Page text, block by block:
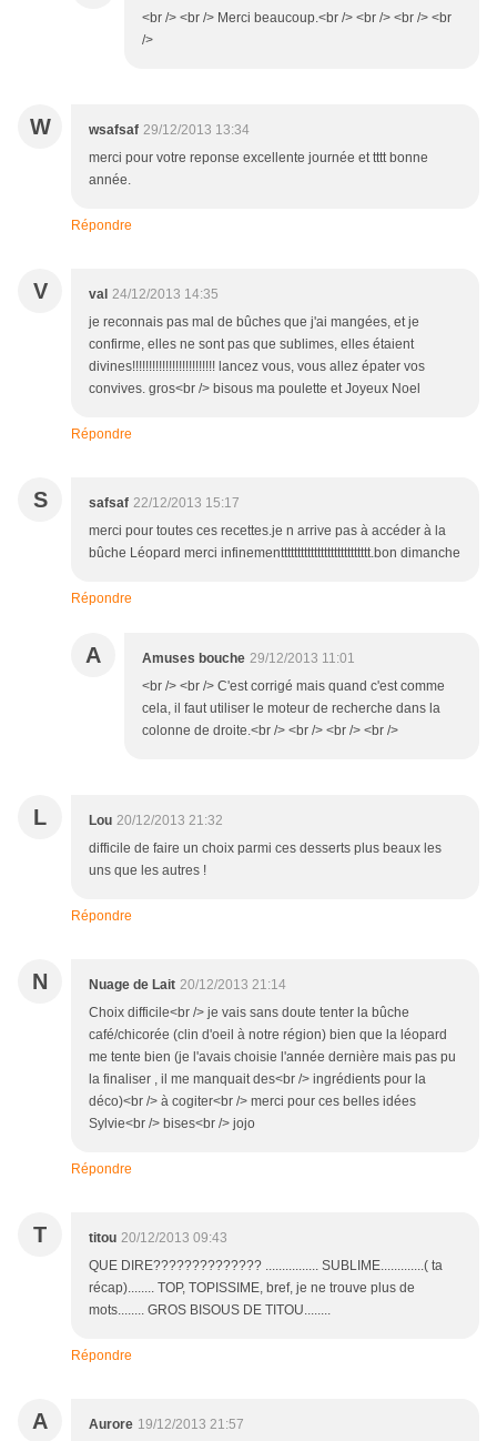
<br /> <br /> Merci beaucoup.<br /> <br /> <br /> <br
/>
W wsafsaf 29/12/2013 13:34
merci pour votre reponse excellente journée et tttt bonne
année.
Répondre
V val 24/12/2013 14:35
je reconnais pas mal de bûches que j'ai mangées, et je
confirme, elles ne sont pas que sublimes, elles étaient
divines!!!!!!!!!!!!!!!!!!!!!!!!! lancez vous, vous allez épater vos
convives. gros<br /> bisous ma poulette et Joyeux Noel
Répondre
S safsaf 22/12/2013 15:17
merci pour toutes ces recettes.je n arrive pas à accéder à la
bûche Léopard merci infinementtttttttttttttttttttttttttt.bon dimanche
Répondre
A Amuses bouche 29/12/2013 11:01
<br /> <br /> C'est corrigé mais quand c'est comme
cela, il faut utiliser le moteur de recherche dans la
colonne de droite.<br /> <br /> <br /> <br />
L Lou 20/12/2013 21:32
difficile de faire un choix parmi ces desserts plus beaux les
uns que les autres !
Répondre
N Nuage de Lait 20/12/2013 21:14
Choix difficile<br /> je vais sans doute tenter la bûche
café/chicorée (clin d'oeil à notre région) bien que la léopard
me tente bien (je l'avais choisie l'année dernière mais pas pu
la finaliser , il me manquait des<br /> ingrédients pour la
déco)<br /> à cogiter<br /> merci pour ces belles idées
Sylvie<br /> bises<br /> jojo
Répondre
T titou 20/12/2013 09:43
QUE DIRE?????????????? ................ SUBLIME.............( ta
récap)........ TOP, TOPISSIME, bref, je ne trouve plus de
mots........ GROS BISOUS DE TITOU........
Répondre
A Aurore 19/12/2013 21:57